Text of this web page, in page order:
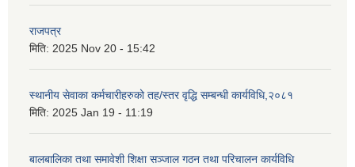
राजपत्र
मिति: 2025 Nov 20 - 15:42
स्थानीय सेवाका कर्मचारीहरुको तह/स्तर वृद्धि सम्बन्धी कार्यविधि,२०८१
मिति: 2025 Jan 19 - 11:19
बालबालिका तथा समावेशी शिक्षा सञ्जाल गठन तथा परिचालन कार्यविधि